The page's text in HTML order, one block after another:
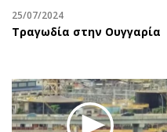
25/07/2024
Τραγωδία στην Ουγγαρία